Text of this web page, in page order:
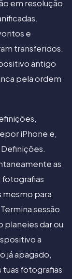
em resolução
e
transferidos.
antigo
pela ordem
iPhone e,
as
fotografias
mesmo para
sessão
planeies dar ou
a
já apagado,
tuas fotografias